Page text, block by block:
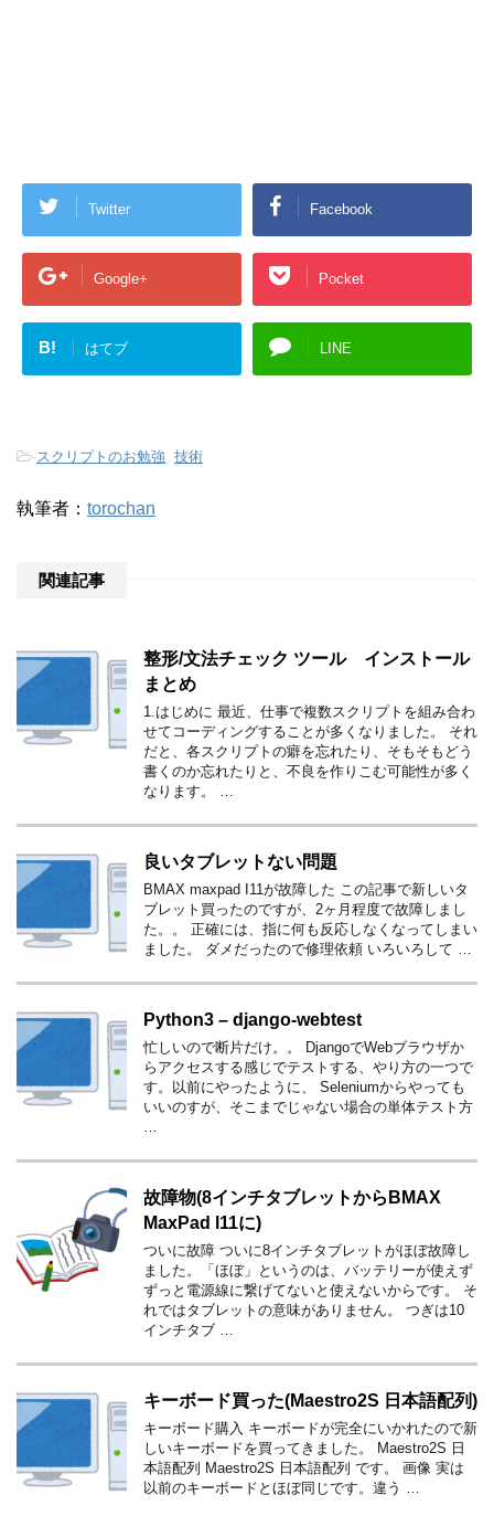
Twitter Facebook
Google+ Pocket
B! はてブ LINE
-スクリプトのお勉強 技術
執筆者： torochan
関連記事
整形/文法チェック ツール インストール
まとめ
1.はじめに 最近、仕事で複数スクリプトを組み合わ
せてコーディングすることが多くなりました。 それ
だと、各スクリプトの癖を忘れたり、そもそもどう
書くのか忘れたりと、不良を作りこむ可能性が多く
なります。 …
良いタブレットない問題
BMAX maxpad I11が故障した この記事で新しいタ
ブレット買ったのですが、2ヶ月程度で故障しまし
た。。 正確には、指に何も反応しなくなってしまい
ました。 ダメだったので修理依頼 いろいろして …
Python3 – django-webtest
忙しいので断片だけ。。 DjangoでWebブラウザか
らアクセスする感じでテストする、やり方の一つで
す。以前にやったように、 Seleniumからやっても
いいのすが、そこまでじゃない場合の単体テスト方
故障物(8インチタブレットからBMAX
MaxPad l11に)
ついに故障 ついに8インチタブレットがほぼ故障し
ました。「ほぼ」というのは、バッテリーが使えず
ずっと電源線に繋げてないと使えないからです。 そ
れではタブレットの意味がありません。 つぎは10
インチタブ …
キーボード買った(Maestro2S 日本語配列)
キーボード購入 キーボードが完全にいかれたので新
しいキーボードを買ってきました。 Maestro2S 日
本語配列 Maestro2S 日本語配列 です。 画像 実は
以前のキーボードとほぼ同じです。違う …